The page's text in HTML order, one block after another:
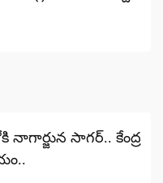
సాగర్.. కేంద్ర